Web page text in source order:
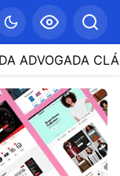
CLÁUDIA